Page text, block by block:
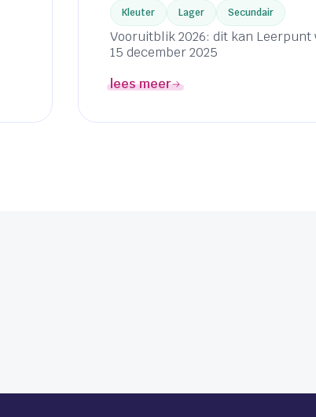
Kleuter Lager Secundair
Vooruitblik 2026: dit kan Leerpunt
15 december 2025
lees meer